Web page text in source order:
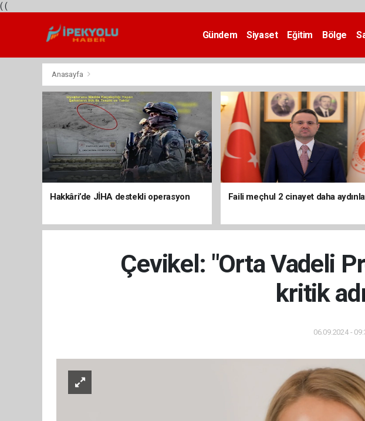
( (
Gündem Siyaset Eğitim Bölge
Anasayfa
Hakkâri’de JİHA destekli operasyon Faili meçhul 2 cinayet daha
Çevikel: "Orta Vadeli
kritik
06.09.2024 -